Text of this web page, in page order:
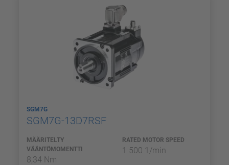
SGM7G
SGM7G-13D7RSF
MÄÄRITELTY
VÄÄNTÖMOMENTTI
8,34 Nm
RATED MOTOR SPEED
1 500 1/min